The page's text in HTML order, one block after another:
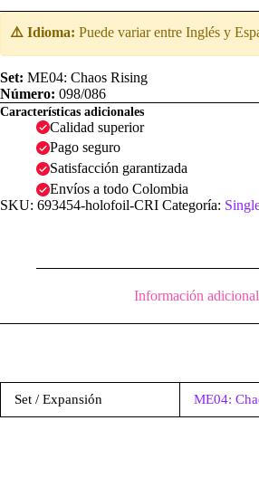
⚠️ Idioma: Puede variar entre Inglés y
Set: ME04: Chaos Rising
Número: 098/086
Características adicionales
Calidad superior
Pago seguro
Satisfacción garantizada
Envíos a todo Colombia
SKU: 693454-holofoil-CRI Categoría:
Información adicional
Set / Expansión ME04: